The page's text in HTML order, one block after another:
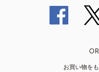
お買い物を